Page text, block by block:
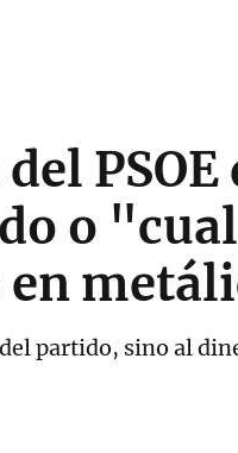
o
partido, sino al